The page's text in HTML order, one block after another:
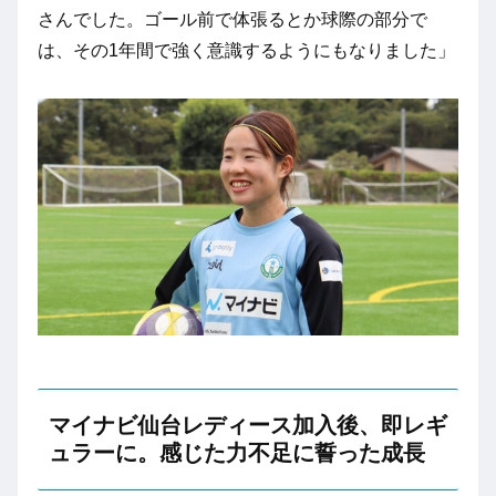
さんでした。ゴール前で体張るとか球際の部分で
は、その1年間で強く意識するようにもなりました」
マイナビ仙台レディース加入後、即レギ
ュラーに。感じた力不足に誓った成長